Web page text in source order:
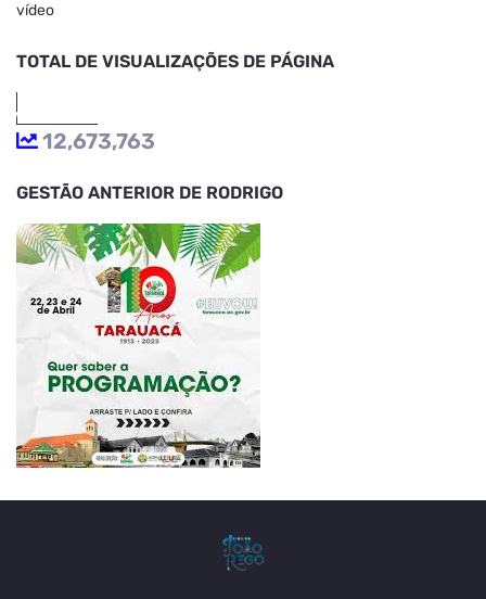
vídeo
TOTAL DE VISUALIZAÇÕES DE PÁGINA
12,673,763
GESTÃO ANTERIOR DE RODRIGO